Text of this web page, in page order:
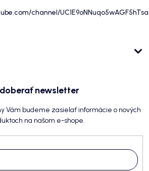
channel/
newsletter
Vám budeme zasielať informácie o nových
na našom e-shope.